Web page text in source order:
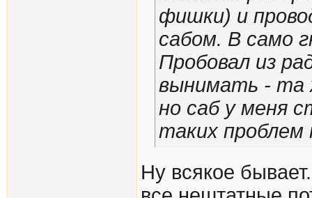
фишки) и
сабом. В само
Пробовал из
вынимать - та
но саб у меня
таких проблем
Ну всякое